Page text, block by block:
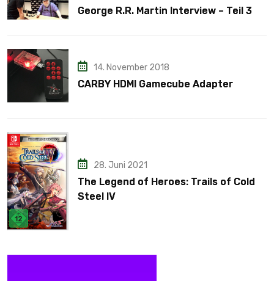
George R.R. Martin Interview – Teil 3
14. November 2018
CARBY HDMI Gamecube Adapter
28. Juni 2021
The Legend of Heroes: Trails of Cold
Steel IV